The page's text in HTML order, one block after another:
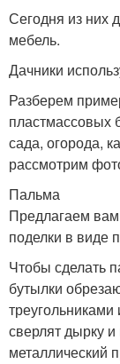
Сегодня из них
мебель.
Дачники
Разберем
пластмассовых
сада, огорода,
рассмотрим
Пальма
Предлагаем
поделки в виде
Чтобы сделать
бутылки
сверлят дырку
металлический